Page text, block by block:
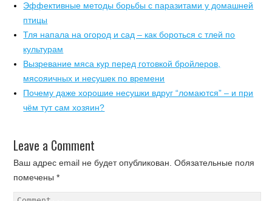
Эффективные методы борьбы с паразитами у домашней
птицы
Тля напала на огород и сад – как бороться с тлей по
культурам
Вызревание мяса кур перед готовкой бройлеров,
мясояичных и несушек по времени
Почему даже хорошие несушки вдруг “ломаются” – и при
чём тут сам хозяин?
Leave a Comment
Ваш адрес email не будет опубликован. Обязательные поля
помечены*